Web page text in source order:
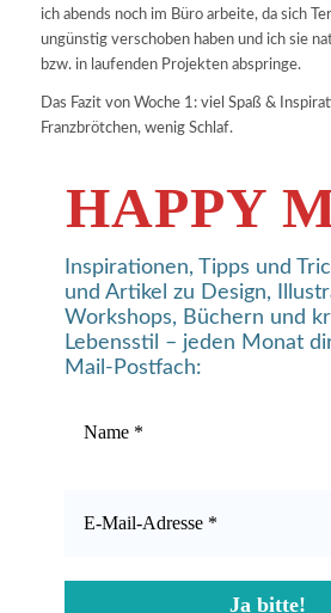
ich abends noch im Büro arbeite, da sich
ungünstig verschoben haben und ich sie
bzw. in laufenden Projekten abspringe.
Das Fazit von Woche 1: viel Spaß &
Franzbrötchen, wenig Schlaf.
HAPPY
Inspirationen, Tipps und
und Artikel zu Design,
Workshops, Büchern und
Lebensstil – jeden Monat
Mail-Postfach: